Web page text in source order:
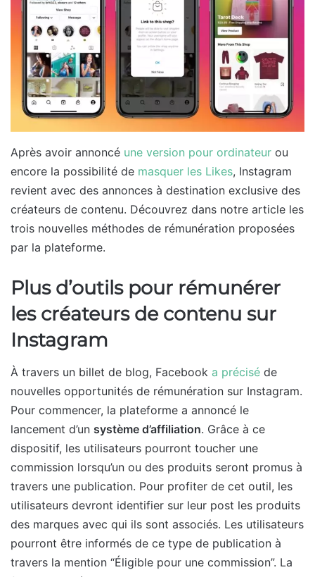
Après avoir annoncé une version pour ordinateur ou
encore la possibilité de masquer les Likes, Instagram
revient avec des annonces à destination exclusive des
créateurs de contenu. Découvrez dans notre article les
trois nouvelles méthodes de rémunération proposées
par la plateforme.
Plus d’outils pour rémunérer
les créateurs de contenu sur
Instagram
À travers un billet de blog, Facebook a précisé de
nouvelles opportunités de rémunération sur Instagram.
Pour commencer, la plateforme a annoncé le
lancement d’un système d’affiliation. Grâce à ce
dispositif, les utilisateurs pourront toucher une
commission lorsqu’un ou des produits seront promus à
travers une publication. Pour profiter de cet outil, les
utilisateurs devront identifier sur leur post les produits
des marques avec qui ils sont associés. Les utilisateurs
pourront être informés de ce type de publication à
travers la mention “Éligible pour une commission”. La